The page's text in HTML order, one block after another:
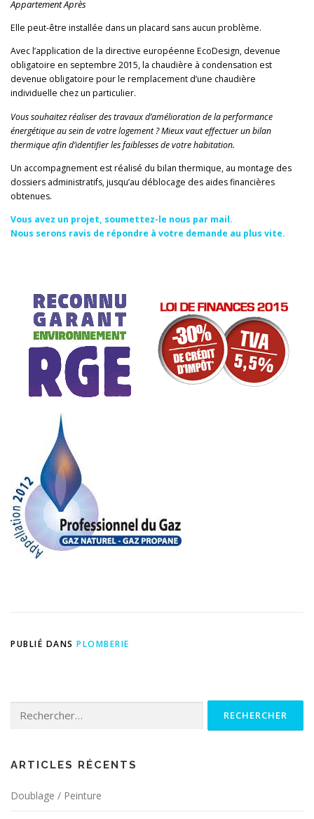
Appartement Après
Elle peut-être installée dans un placard sans aucun problème.
Avec l’application de la directive européenne EcoDesign, devenue
obligatoire en septembre 2015, la chaudière à condensation est
devenue obligatoire pour le remplacement d’une chaudière
individuelle chez un particulier.
Vous souhaitez réaliser des travaux d’amélioration de la performance
énergétique au sein de votre logement ? Mieux vaut effectuer un bilan
thermique afin d’identifier les faiblesses de votre habitation.
Un accompagnement est réalisé du bilan thermique, au montage des
dossiers administratifs, jusqu’au déblocage des aides financières
obtenues.
Vous avez un projet, soumettez-le nous par mail.
Nous serons ravis de répondre à votre demande au plus vite.
PUBLIÉ DANS PLOMBERIE
ARTICLES RÉCENTS
Doublage / Peinture